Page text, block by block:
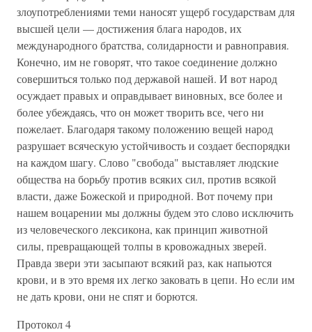
злоупотреблениями теми наносят ущерб государствам для
высшей цели — достижения блага народов, их
международного братства, солидарности и равноправия.
Конечно, им не говорят, что такое соединение должно
совершиться только под державой нашей. И вот народ
осуждает правых и оправдывает виновных, все более и
более убеждаясь, что он может творить все, чего ни
пожелает. Благодаря такому положению вещей народ
разрушает всяческую устойчивость и создает беспорядки
на каждом шагу. Слово "свобода" выставляет людские
общества на борьбу против всяких сил, против всякой
власти, даже Божеской и природной. Вот почему при
нашем воцарении мы должны будем это слово исключить
из человеческого лексикона, как принцип животной
силы, превращающей толпы в кровожадных зверей.
Правда звери эти засыпают всякий раз, как напьются
крови, и в это время их легко заковать в цепи. Но если им
не дать крови, они не спят и борются.
Протокол 4